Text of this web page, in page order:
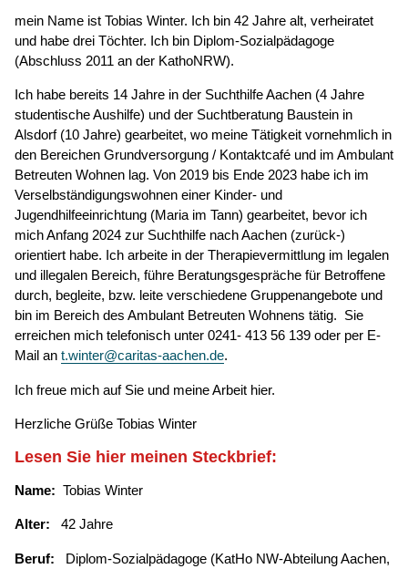
mein Name ist Tobias Winter. Ich bin 42 Jahre alt, verheiratet
und habe drei Töchter. Ich bin Diplom-Sozialpädagoge
(Abschluss 2011 an der KathoNRW).
Ich habe bereits 14 Jahre in der Suchthilfe Aachen (4 Jahre
studentische Aushilfe) und der Suchtberatung Baustein in
Alsdorf (10 Jahre) gearbeitet, wo meine Tätigkeit vornehmlich in
den Bereichen Grundversorgung / Kontaktcafé und im Ambulant
Betreuten Wohnen lag. Von 2019 bis Ende 2023 habe ich im
Verselbständigungswohnen einer Kinder- und
Jugendhilfeeinrichtung (Maria im Tann) gearbeitet, bevor ich
mich Anfang 2024 zur Suchthilfe nach Aachen (zurück-)
orientiert habe. Ich arbeite in der Therapievermittlung im legalen
und illegalen Bereich, führe Beratungsgespräche für Betroffene
durch, begleite, bzw. leite verschiedene Gruppenangebote und
bin im Bereich des Ambulant Betreuten Wohnens tätig. Sie
erreichen mich telefonisch unter 0241- 413 56 139 oder per E-
Mail an t.winter@caritas-aachen.de.
Ich freue mich auf Sie und meine Arbeit hier.
Herzliche Grüße Tobias Winter
Lesen Sie hier meinen Steckbrief:
Name: Tobias Winter
Alter: 42 Jahre
Beruf: Diplom-Sozialpädagoge (KatHo NW-Abteilung Aachen,